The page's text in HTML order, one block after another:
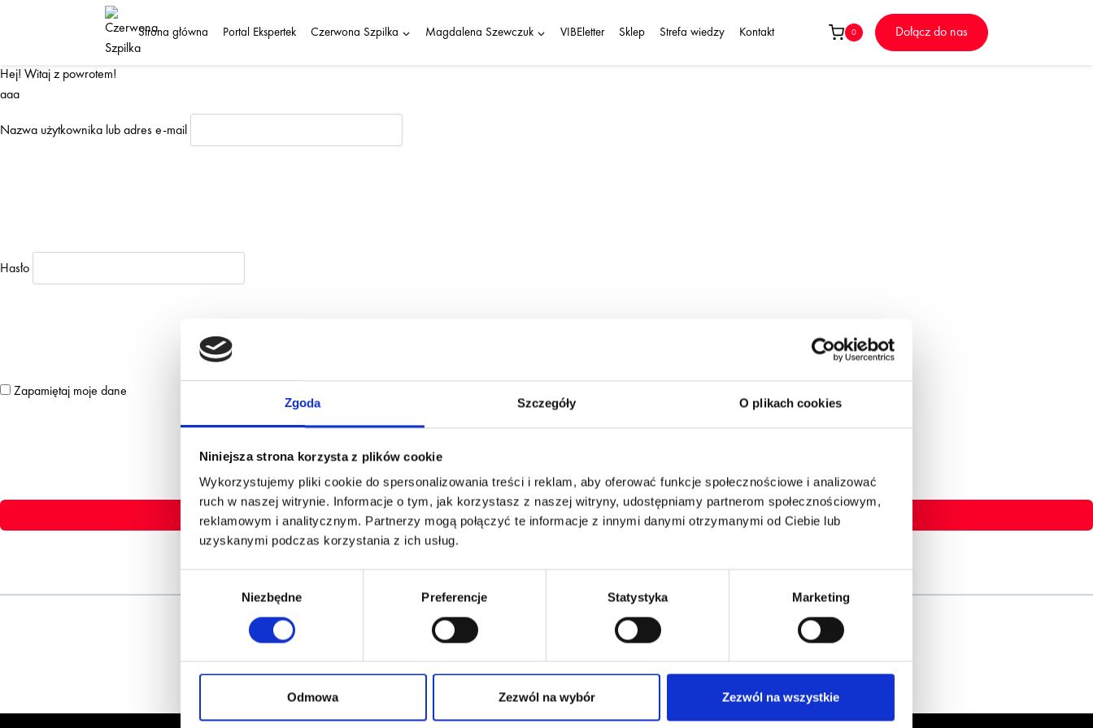
Zgoda Szczegóły O plikach cookies
Niniejsza strona korzysta z plików cookie
Wykorzystujemy pliki cookie do spersonalizowania treści i reklam, aby oferować funkcje społecznościowe i analizować
ruch w naszej witrynie. Informacje o tym, jak korzystasz z naszej witryny, udostępniamy partnerom społecznościowym,
reklamowym i analitycznym. Partnerzy mogą połączyć te informacje z innymi danymi otrzymanymi od Ciebie lub
uzyskanymi podczas korzystania z ich usług.
zgody
Niezbędne Preferencje Statystyka Marketing
Odmowa Zezwól na wybór Zezwól na wszystkie
Strona główna Portal Ekspertek Czerwona Szpilka Magdalena Szewczuk VIBEletter Sklep Strefa wiedzy Kontakt 0 Dołącz do nas
Hej! Witaj z powrotem!
aaa
Nazwa użytkownika lub adres e-mail
Hasło
Zapamiętaj moje dane
Zaloguj się
Nie masz jeszcze konta?Dołącz do Strefy Wiedzy